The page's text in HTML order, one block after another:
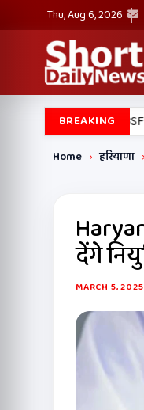
Thu, Aug 6, 2026
BREAKING
में बड़ी कामयाबी, BSF और
Home › हरियाणा ›
देंगे
MARCH 5, 2025